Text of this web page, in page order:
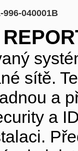
996-040001B
sítě.
a
a